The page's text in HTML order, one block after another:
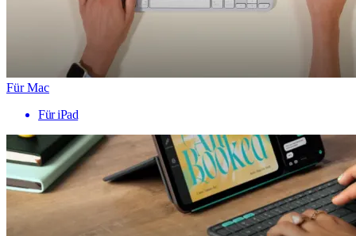
Für Mac
Für iPad